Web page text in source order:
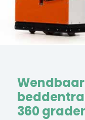
Wendbaar
360